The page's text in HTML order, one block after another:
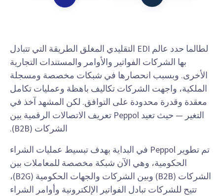
لطالما حدد عالم EDI التقليدي المغلق الطريقة التي تتبادل
بها الشركات الفواتير والأوامر والمستندات التجارية
الأخرى. وبسبب انحصارها في شبكات مخصصة ومسجلة
الملكية، واجهت الشركات تكاليف باهظة وعمليات تكامل
معقدة وقدرة محدودة على التوافق. لكن المشهد آخذ في
التغير — حيث تعيد Peppol تعريف الاتصالات الرقمية بين
الشركات (B2B).
تم تطوير Peppol في البداية بهدف تبسيط عمليات الشراء
الحكومية، وهي الآن شبكة مخصصة للمعاملات بين
الشركات (B2B) وبين الشركات والجهات الحكومية (B2G)،
تتيح للشركات تبادل الفواتير الإلكترونية وأوامر الشراء